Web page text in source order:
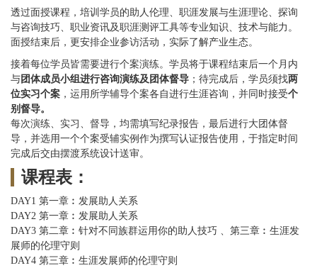
透过面授课程，培训学员的助人伦理、职涯发展与生涯理论、探询
与咨询技巧、职业资讯及职涯测评工具等专业知识、技术与能力。
面授结束后，更安排企业参访活动，实际了解产业生态。
接着每位学员皆需要进行个案演练。学员将于课程结束后一个月内
与团体成员小组进行咨询演练及团体督导 ；待完成后，学员须找两
位实习个案 ，运用所学辅导个案各自进行生涯咨询，并同时接受个
别督导。
每次演练、实习、督导，均需填写纪录报告，最后进行大团体督
导，并选用一个个案受辅实例作为撰写认证报告使用，于指定时间
完成后交由摆渡系统设计送审。
课程表：
DAY1 第一章︰发展助人关系
DAY2 第一章︰发展助人关系
DAY3 第二章︰针对不同族群运用你的助人技巧 、第三章︰生涯发
展师的伦理守则
DAY4 第三章︰生涯发展师的伦理守则